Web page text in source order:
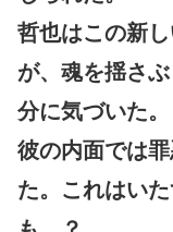
哲也はこの新
が、魂を揺さ
分に気づいた。
彼の内面では
た。これはい